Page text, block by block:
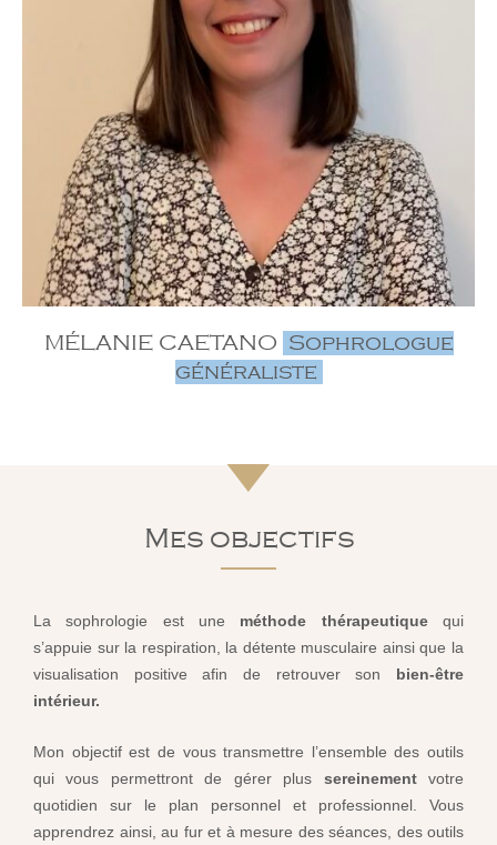
MÉLANIE CAETANO Sophrologue
généraliste
Mes objectifs
La sophrologie est une méthode thérapeutiquequi
s’appuie sur la respiration, la détente musculaire ainsi que la
visualisation positive afin de retrouver son
bien-être
intérieur.
Mon objectif est de vous transmettre l’ensemble des outils
qui vous permettront de gérer plus sereinementvotre
quotidien sur le plan personnel et professionnel. Vous
apprendrez ainsi, au fur et à mesure des séances, des outils